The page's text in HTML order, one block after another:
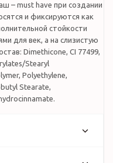
– must have при создании
и фиксируются как
стойкости
для век, а на слизистую
Dimethicone, CI 77499,
Stearyl
Polyethylene,
Stearate,